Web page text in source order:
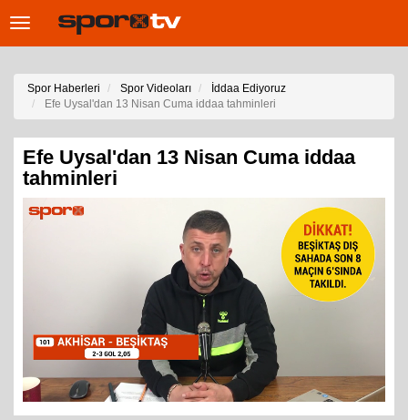
Toggle
Spor Haberleri Spor Videoları
İddaa Ediyoruz
Efe Uysal'dan 13 Nisan Cuma iddaa tahminleri
Efe Uysal'dan 13 Nisan Cuma iddaa
tahminleri